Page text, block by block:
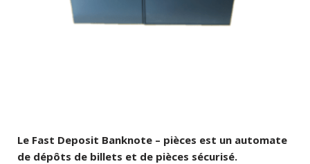
Le Fast Deposit Banknote – pièces est un automate
de dépôts de billets et de pièces sécurisé.